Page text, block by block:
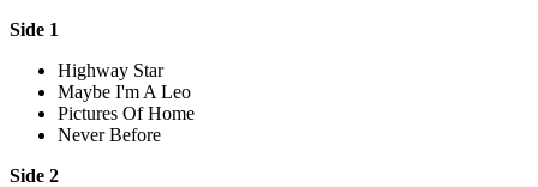
Side 1
Highway Star
Maybe I'm A Leo
Pictures Of Home
Never Before
Side 2